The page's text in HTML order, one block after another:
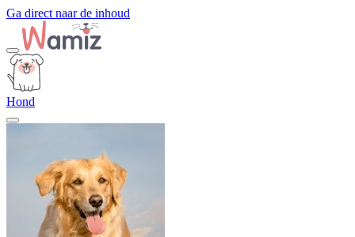
Ga direct naar de inhoud
Hond